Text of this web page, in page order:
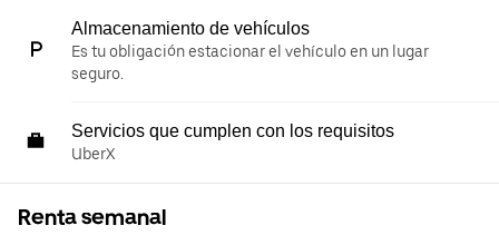
Almacenamiento de vehículos
Es tu obligación estacionar el vehículo en un lugar
seguro.
Servicios que cumplen con los requisitos
UberX
Renta semanal